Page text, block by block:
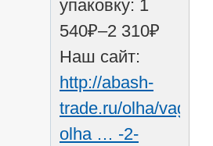
упаковку: 1
540₽–2 310₽
Наш сайт:
http://abash-
trade.ru/olha/
olha … -2-